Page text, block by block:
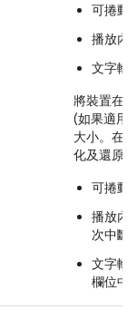
可捲動
播放內
文字輸
將裝置在
(如果適用)
大小。在
化及還原
可捲動
播放內
次中斷
文字輸
欄位中